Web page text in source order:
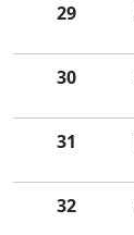
29
30
31
32